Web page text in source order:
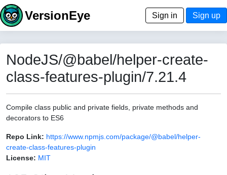
VersionEye Sign in Sign up
NodeJS/@babel/helper-create-
class-features-plugin/7.21.4
Compile class public and private fields, private methods and
decorators to ES6
Repo Link: https://www.npmjs.com/package/@babel/helper-
create-class-features-plugin
License: MIT